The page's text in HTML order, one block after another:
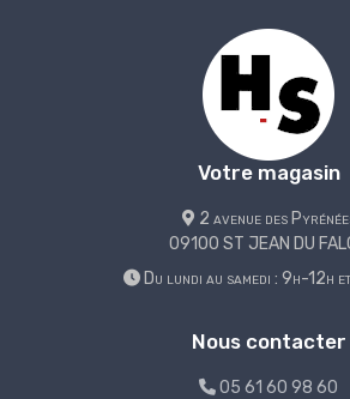
Votre magasin
2 avenue des
09100 ST JEAN DU
Du lundi au samedi : 9h-12h
Nous contacter
05 61 60 98 60